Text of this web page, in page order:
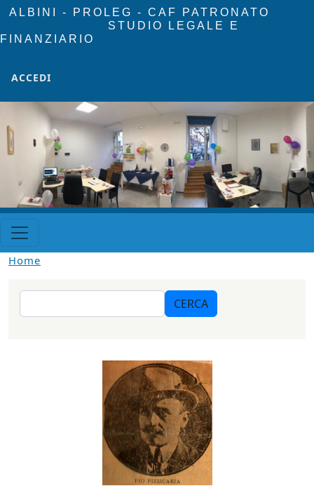
Salta al contenuto principale
ALBINI - PROLEG - CAF PATRONATO
STUDIO LEGALE E
FINANZIARIO
MENU PROFILO UTENTE
ACCEDI
Home
Cerca CERCA